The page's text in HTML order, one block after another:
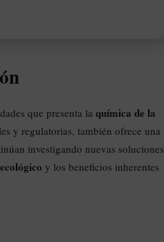
que presenta la química de la
y regulatorias, también ofrece una
investigando nuevas soluciones
y los beneficios inherentes